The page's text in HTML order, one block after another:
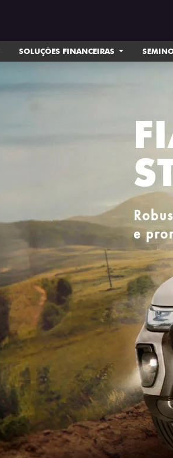
SOLUÇÕES FINANCEIRAS